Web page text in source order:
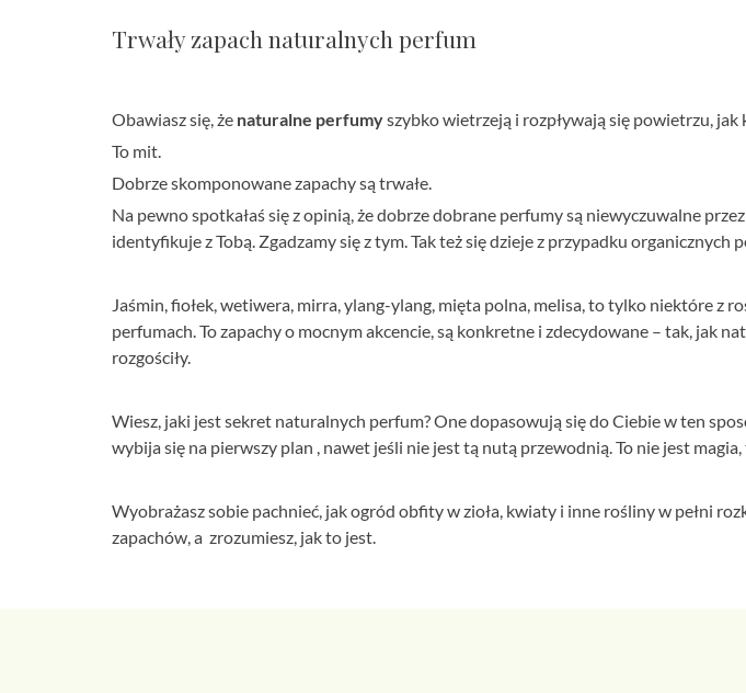
Trwały zapach naturalnych perfum
Obawiasz się, że naturalne perfumyszybko wietrzeją i rozpływają się powietrzu, jak
To mit.
Dobrze skomponowane zapachy są trwałe.
Na pewno spotkałaś się z opinią, że dobrze dobrane perfumy są niewyczuwalne
identyfikuje z Tobą. Zgadzamy się z tym. Tak też się dzieje z przypadku organicznych
Jaśmin, fiołek, wetiwera, mirra, ylang-ylang, mięta polna, melisa, to tylko niektóre z
perfumach. To zapachy o mocnym akcencie, są konkretne i zdecydowane – tak, jak
rozgościły.
Wiesz, jaki jest sekret naturalnych perfum? One dopasowują się do Ciebie w ten
wybija się na pierwszy plan , nawet jeśli nie jest tą nutą przewodnią. To nie jest
Wyobrażasz sobie pachnieć, jak ogród obfity w zioła, kwiaty i inne rośliny w pełni
zapachów, a zrozumiesz, jak to jest.